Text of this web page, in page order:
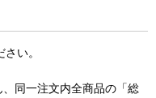
い。
同一注文内全商品の「総